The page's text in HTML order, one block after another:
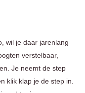
wil je daar jarenlang
verstelbaar,
Je neemt de step
klik klap je de step in.